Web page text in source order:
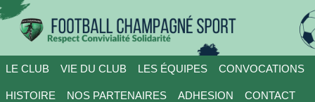
LE CLUB VIE DU CLUB LES ÉQUIPES CONVOCATIONS
HISTOIRE NOS PARTENAIRES ADHESION CONTACT
Panneau de gestion des cookies